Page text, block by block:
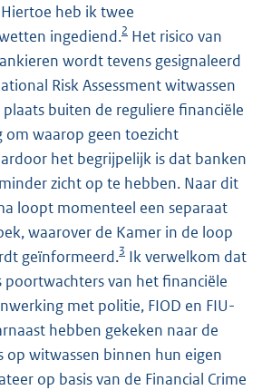
heb ik twee
ingediend.2 Het risico van
wordt tevens gesignaleerd
Risk Assessment witwassen
buiten de reguliere financiële
om waarop geen toezicht
het begrijpelijk is dat banken
zicht op te hebben. Naar dit
loopt momenteel een separaat
waarover de Kamer in de loop
geïnformeerd.3 Ik verwelkom dat
poortwachters van het financiële
met politie, FIOD en FIU-
hebben gekeken naar de
op witwassen binnen hun eigen
op basis van de Financial Crime